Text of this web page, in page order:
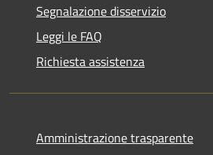
Segnalazione disservizio
Leggi le FAQ
Richiesta assistenza
Amministrazione trasparente